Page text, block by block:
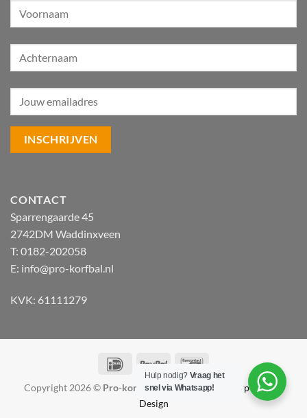
CONTACT
Sparrengaarde 45
2742DM Waddinxveen
T: 0182-202058
E: info@pro-korfbal.nl
KVK: 61111279
IDeal PayPal
Copyright 2026 © Pro-korfbal.nl|Webshop ontwerp Lamper
Design
Hulp nodig? Vraag het
snel via Whatsapp!